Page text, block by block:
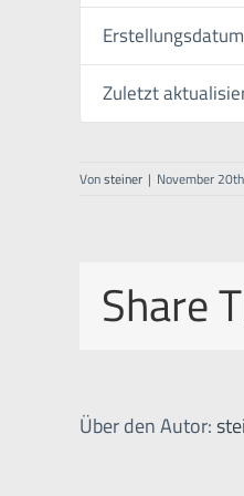
Erstellungsdatum
Zuletzt
Vonsteiner | November
Share
Über den Autor: